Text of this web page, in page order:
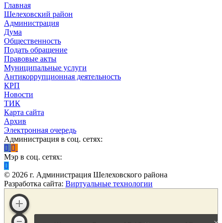
Главная
Шелеховский район
Администрация
Дума
Общественность
Подать обращение
Правовые акты
Муниципальные услуги
Антикоррупционная деятельность
КРП
Новости
ТИК
Карта сайта
Архив
Электронная очередь
Администрация в соц. сетях:
Мэр в соц. сетях:
© 2026 г. Администрация Шелеховского района
Разработка сайта: Виртуальные технологии